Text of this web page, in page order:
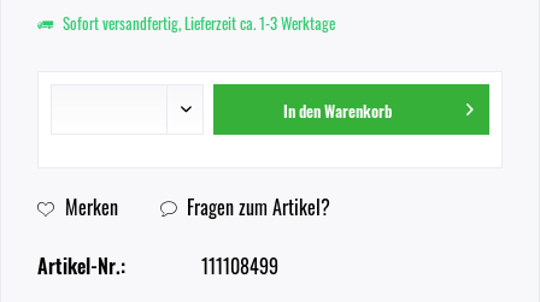
Sofort versandfertig, Lieferzeit ca. 1-3 Werktage
In denWarenkorb
Merken Fragen zum Artikel?
Artikel-Nr.: 111108499